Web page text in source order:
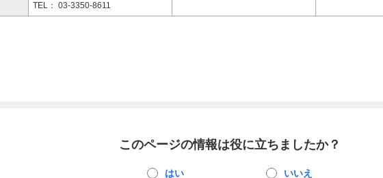
TEL： 03-3350-8611
このページの情報は役に立ちましたか？
はい いいえ